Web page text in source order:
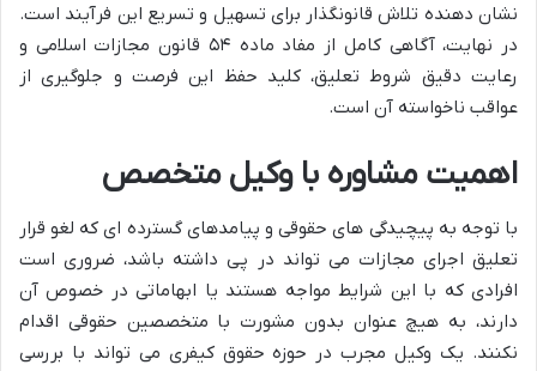
نشان دهنده تلاش قانونگذار برای تسهیل و تسریع این فرآیند است.
در نهایت، آگاهی کامل از مفاد ماده ۵۴ قانون مجازات اسلامی و
رعایت دقیق شروط تعلیق، کلید حفظ این فرصت و جلوگیری از
عواقب ناخواسته آن است.
اهمیت مشاوره با وکیل متخصص
با توجه به پیچیدگی های حقوقی و پیامدهای گسترده ای که لغو قرار
تعلیق اجرای مجازات می تواند در پی داشته باشد، ضروری است
افرادی که با این شرایط مواجه هستند یا ابهاماتی در خصوص آن
دارند، به هیچ عنوان بدون مشورت با متخصصین حقوقی اقدام
نکنند. یک وکیل مجرب در حوزه حقوق کیفری می تواند با بررسی